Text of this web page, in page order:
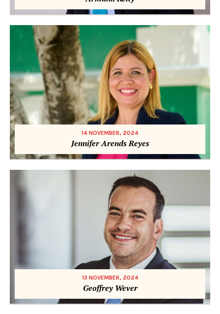
14 NOVEMBER, 2024
Jennifer Arends Reyes
13 NOVEMBER, 2024
Geoffrey Wever